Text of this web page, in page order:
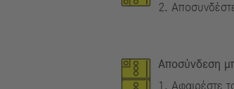
2.
Αποσύνδεση
1. Αφαιρέστε